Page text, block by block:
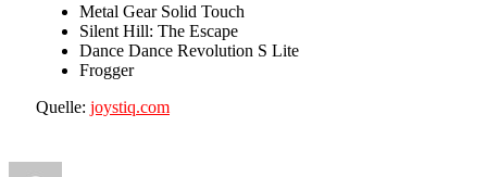
Metal Gear Solid Touch
Silent Hill: The Escape
Dance Dance Revolution S Lite
Frogger
Quelle: joystiq.com